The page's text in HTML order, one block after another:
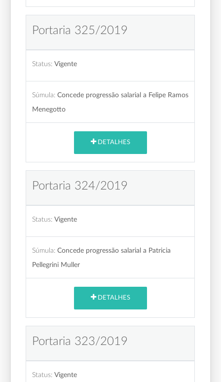
Portaria 325/2019
Status: Vigente
Súmula: Concede progressão salarial a Felipe Ramos
Menegotto
DETALHES
Portaria 324/2019
Status: Vigente
Súmula: Concede progressão salarial a Patricia
Pellegrini Muller
DETALHES
Portaria 323/2019
Status: Vigente